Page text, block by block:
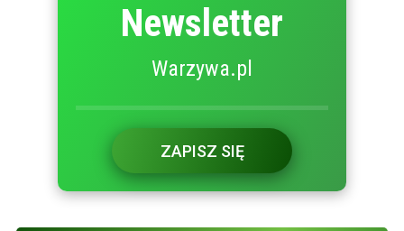
Newsletter
Warzywa.pl
ZAPISZ SIĘ